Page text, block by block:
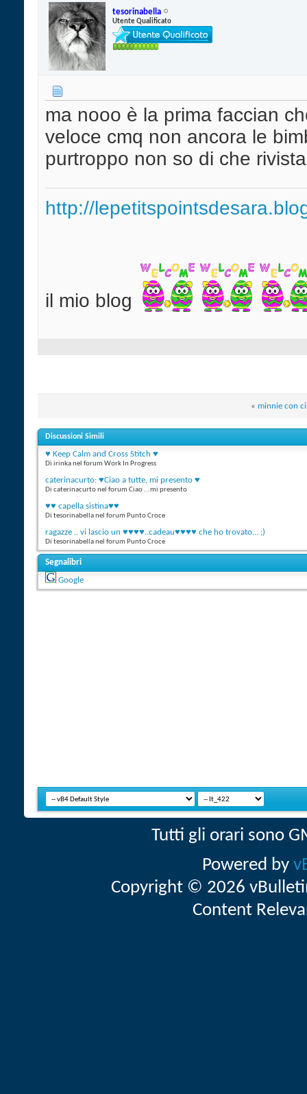
tesorinabella
Utente Qualificato
ma nooo è la prima faccian
veloce cmq non ancora le
purtroppo non so di che
http://
il mio blog
« minnie con
Discussioni Simili
♥ Keep Calm and Cross Stitch ♥
Di irinka nel forum Work In Progress
caterinacurto: ♥Ciao a tutte, mi presento ♥
Di caterinacurto nel forum Ciao ...mi presento
♥♥ capella sistina♥♥
Di tesorinabella nel forum Punto Croce
ragazze .. vi lascio un ♥♥♥♥..cadeau♥♥♥♥ che ho trovato... ;)
Di tesorinabella nel forum Punto Croce
Segnalibri
Google
Tutti gli orari sono
Powered by
Copyright © 2026
Content